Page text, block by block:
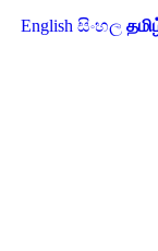
English සිංහල